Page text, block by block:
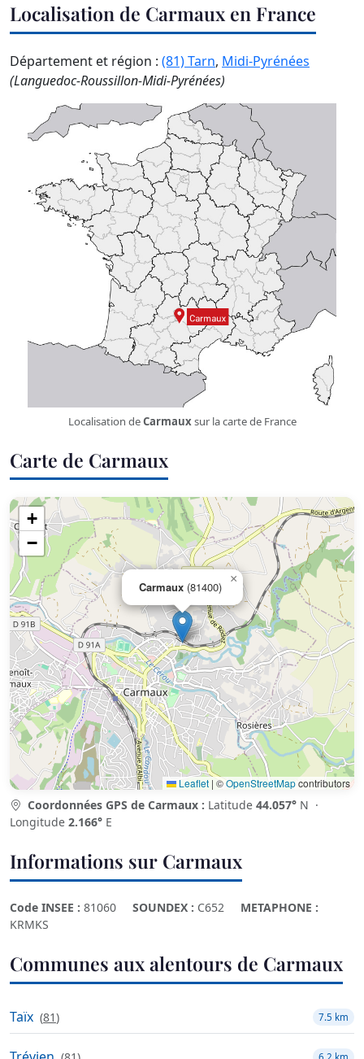
Localisation de Carmaux en France
Département et région : (81) Tarn, Midi-Pyrénées
(Languedoc-Roussillon-Midi-Pyrénées)
Localisation deCarmaux sur la carte de France
Carte de Carmaux
Carmaux (81400)
×
+
−
Leaflet | ©OpenStreetMapcontributors
Coordonnées GPS de Carmaux : Latitude 44.057° N ·
Longitude 2.166° E
Informations sur Carmaux
Code INSEE : 81060 SOUNDEX : C652
METAPHONE :
KRMKS
Communes aux alentours de Carmaux
Taïx (81) 7.5 km